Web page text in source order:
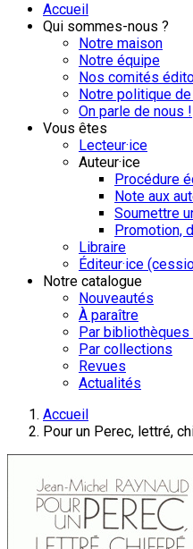
Accueil
Qui sommes-nous ?
Notre maison
Notre équipe
Nos comités
Notre politique
On parle de nous !
Vous êtes
Lecteur·ice
Auteur·ice
Procédure
Note aux
Soumettre
Promotion,
Libraire
Éditeur·ice
Notre catalogue
Nouveautés
À paraître
Par
Par collections
Revues
Actualités
Accueil
Pour un Perec, lettré,